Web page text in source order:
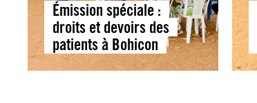
Émission spéciale :
droits et devoirs des
patients à Bohicon